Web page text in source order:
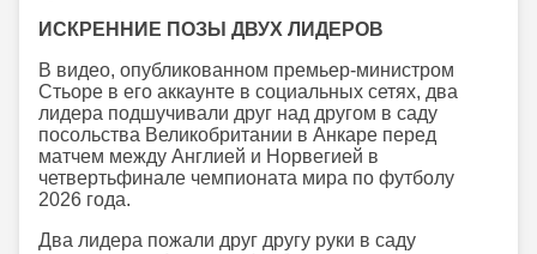
ИСКРЕННИЕ ПОЗЫ ДВУХ ЛИДЕРОВ
В видео, опубликованном премьер-министром
Стьоре в его аккаунте в социальных сетях, два
лидера подшучивали друг над другом в саду
посольства Великобритании в Анкаре перед
матчем между Англией и Норвегией в
четвертьфинале чемпионата мира по футболу
2026 года.
Два лидера пожали друг другу руки в саду